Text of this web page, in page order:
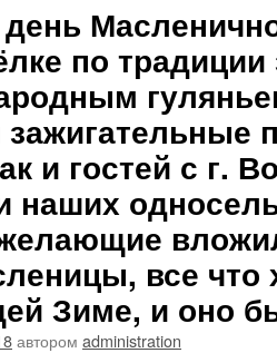
по традиции
и гостей с г.
наших
все что
Зиме, и оно
автором administration